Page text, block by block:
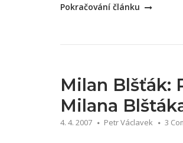
„Bryan
digitálně“
Pokračování článku
Milan Blšťák:
Milana
4. 4. 2007 Petr Václavek 3